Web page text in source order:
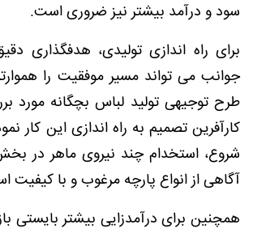
سود و درآمد بیشتر نیز ضروری است.
برای راه اندازی تولیدی، هدفگذاری
جوانب می تواند مسیر موفقیت را
طرح توجیهی تولید لباس بچگانه مورد
کارآفرین تصمیم به راه اندازی این کار
شروع، استخدام چند نیروی ماهر در
آگاهی از انواع پارچه مرغوب و با کیفیت
همچنین برای درآمدزایی بیشتر بایستی